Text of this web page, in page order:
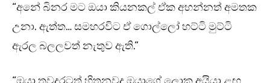
“අනේ බිනර මට ඔයා කියනකල් ඒක අහන්නත් අමතක
උනා. ඇත්ත… සමහරවිට ඒ ගොල්ලෝ හට්ටි මුට්ටි
ඇරල බලලවත් නැතුව ඇති.”